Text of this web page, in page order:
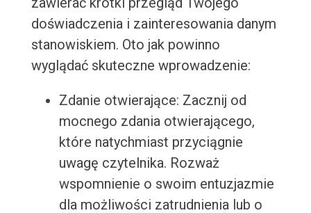
doświadczenia i zainteresowania danym
stanowiskiem. Oto jak powinno
wyglądać skuteczne wprowadzenie:
Zdanie otwierające: Zacznij od
mocnego zdania otwierającego,
które natychmiast przyciągnie
uwagę czytelnika. Rozważ
wspomnienie o swoim entuzjazmie
dla możliwości zatrudnienia lub o